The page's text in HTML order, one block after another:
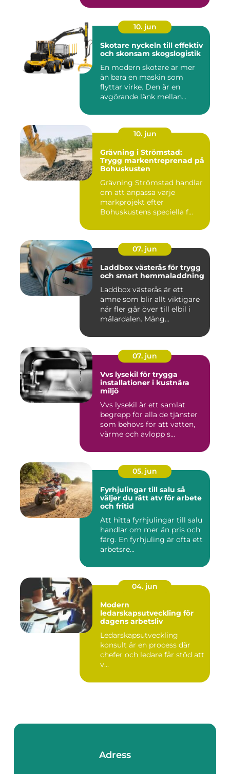
10. jun
Skotare nyckeln till effektiv
och skonsam skogslogistik
En modern skotare är mer
än bara en maskin som
flyttar virke. Den är en
avgörande länk mellan
10. jun
Grävning i Strömstad:
Trygg markentreprenad på
Bohuskusten
Grävning Strömstad handlar
om att anpassa varje
markprojekt efter
Bohuskustens speciella f...
07. jun
Laddbox västerås för trygg
och smart hemmaladdning
Laddbox västerås är ett
ämne som blir allt viktigare
när fler går över till elbil i
mälardalen. Mång...
07. jun
Vvs lysekil för trygga
installationer i kustnära
miljö
Vvs lysekil är ett samlat
begrepp för alla de tjänster
som behövs för att vatten,
värme och avlopp s...
05. jun
Fyrhjulingar till salu så
väljer du rätt atv för arbete
och fritid
Att hitta fyrhjulingar till salu
handlar om mer än pris och
färg. En fyrhjuling är ofta ett
arbetsre...
04. jun
Modern
ledarskapsutveckling för
dagens arbetsliv
Ledarskapsutveckling
konsult är en process där
chefer och ledare får stöd att
v...
Adress